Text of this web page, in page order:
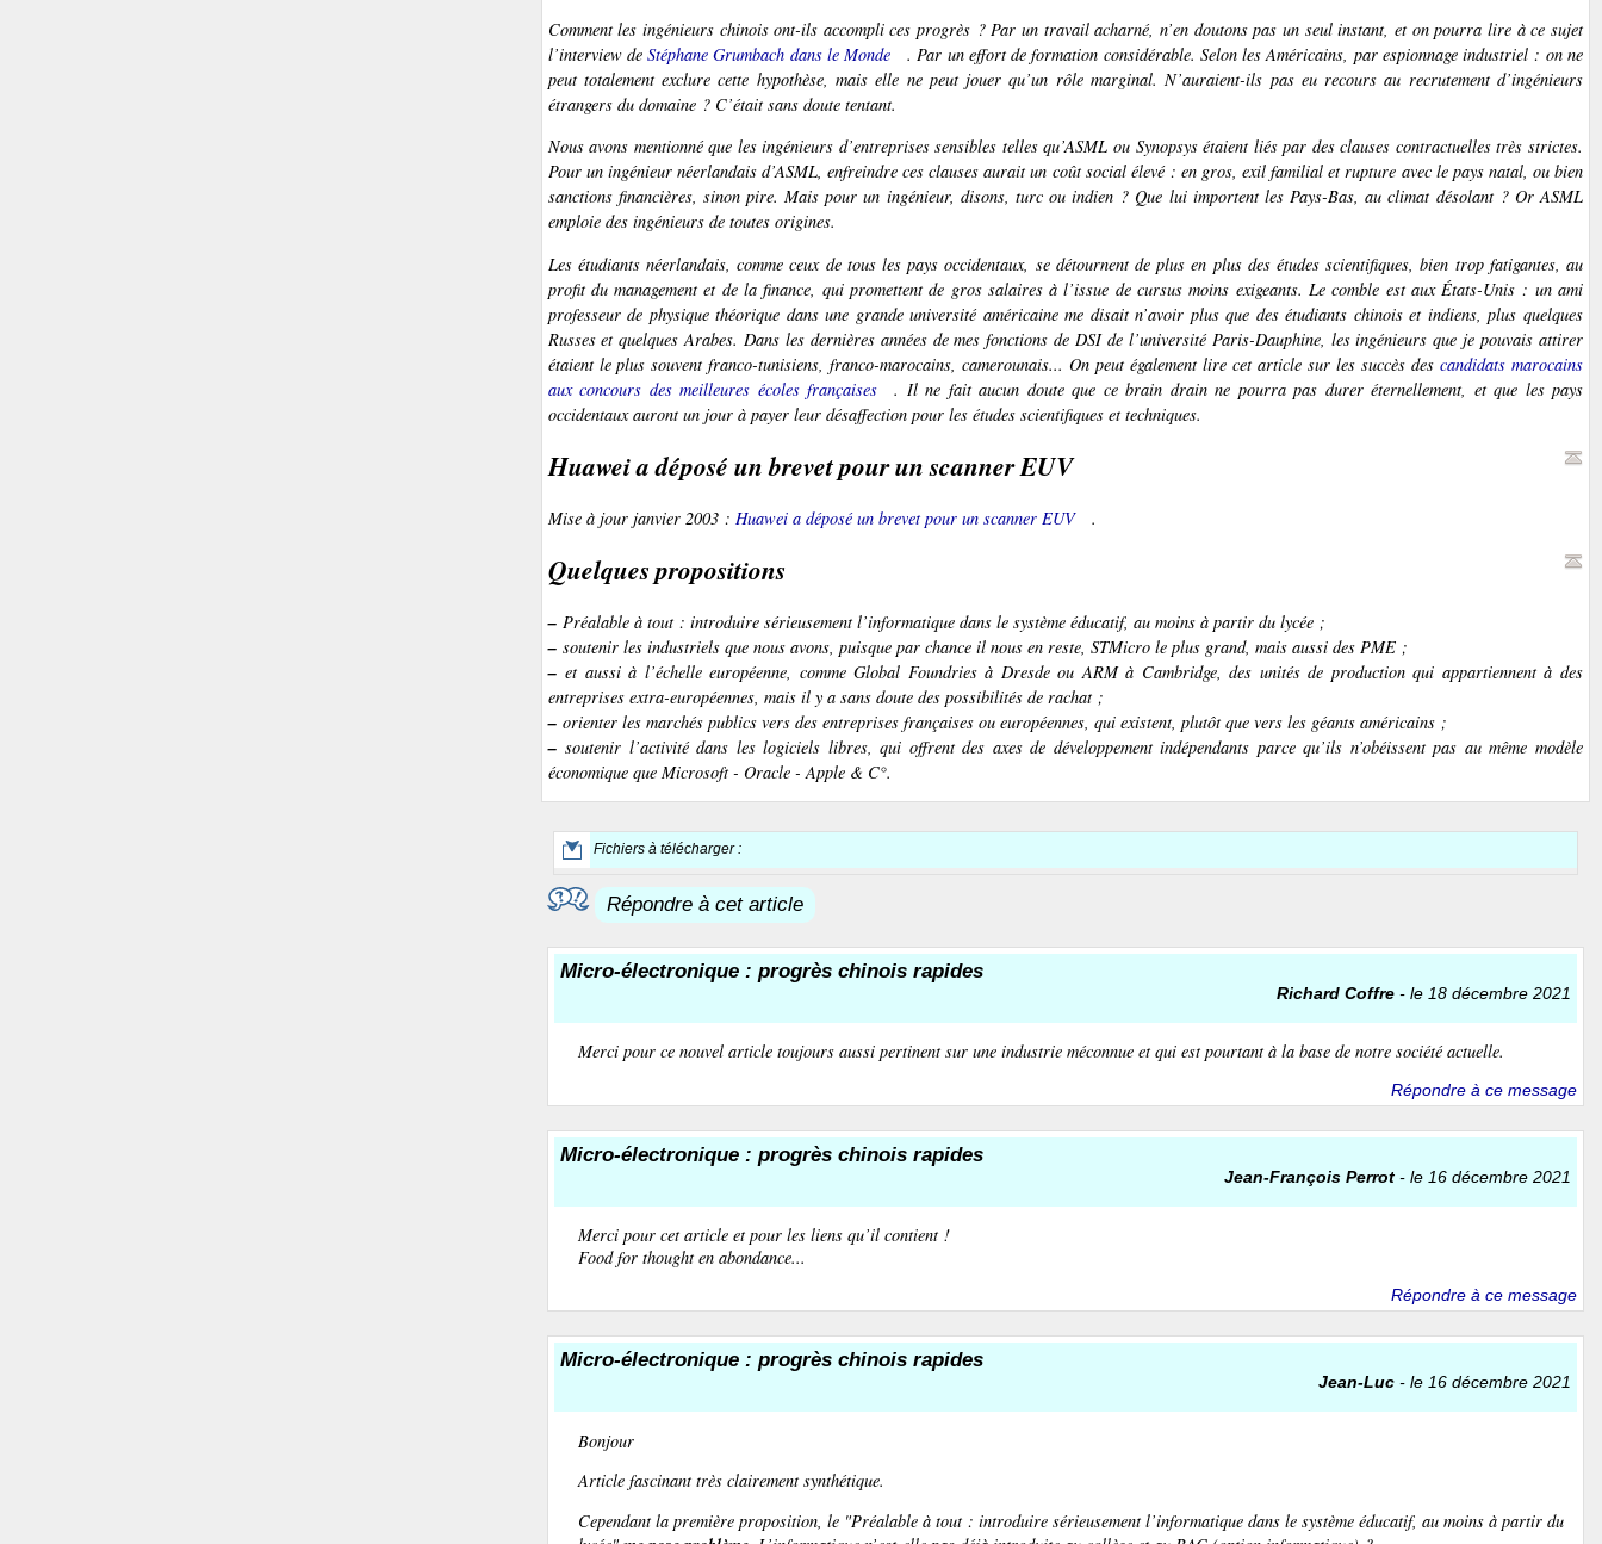
Comment les ingénieurs chinois ont-ils accompli ces progrès ? Par un travail acharné, n’en doutons pas un seul instant, et on pourra lire à ce sujet
l’interview deStéphane Grumbach dans leMonde
. Par un effort de formation considérable. Selon les Américains, par espionnage industriel : on ne
peut totalement exclure cette hypothèse, mais elle ne peut jouer qu’un rôle marginal. N’auraient-ils pas eu recours au recrutement d’ingénieurs
étrangers du domaine ? C’était sans doute tentant.
Nous avons mentionné que les ingénieurs d’entreprises sensibles telles qu’ASML ou Synopsys étaient liés par des clauses contractuelles très strictes.
Pour un ingénieur néerlandais d’ASML, enfreindre ces clauses aurait un coût social élevé : en gros, exil familial et rupture avec le pays natal, ou bien
sanctions financières, sinon pire. Mais pour un ingénieur, disons, turc ou indien ? Que lui importent les Pays-Bas, au climat désolant ? Or ASML
emploie des ingénieurs de toutes origines.
Les étudiants néerlandais, comme ceux de tous les pays occidentaux, se détournent de plus en plus des études scientifiques, bien trop fatigantes, au
profit du management et de la finance, qui promettent de gros salaires à l’issue de cursus moins exigeants. Le comble est aux États-Unis : un ami
professeur de physique théorique dans une grande université américaine me disait n’avoir plus que des étudiants chinois et indiens, plus quelques
Russes et quelques Arabes. Dans les dernières années de mes fonctions de DSI de l’université Paris-Dauphine, les ingénieurs que je pouvais attirer
étaient le plus souvent franco-tunisiens, franco-marocains, camerounais... On peut également lire cet article sur les succès descandidats marocains
aux concours des meilleures écoles françaises
. Il ne fait aucun doute que cebrain drainne pourra pas durer éternellement, et que les pays
occidentaux auront un jour à payer leur désaffection pour les études scientifiques et techniques.
Huawei a déposé un brevet pour un scanner EUV
Mise à jour janvier 2003 : Huawei a déposé un brevet pour un scanner EUV .
Quelques propositions
–Préalable à tout : introduire sérieusement l’informatique dans le système éducatif, au moins à partir du lycée ;
–soutenir les industriels que nous avons, puisque par chance il nous en reste, STMicro le plus grand, mais aussi des PME ;
–et aussi à l’échelle européenne, comme Global Foundries à Dresde ou ARM à Cambridge, des unités de production qui appartiennent à des
entreprises extra-européennes, mais il y a sans doute des possibilités de rachat ;
–orienter les marchés publics vers des entreprises françaises ou européennes, qui existent, plutôt que vers les géants américains ;
–soutenir l’activité dans les logiciels libres, qui offrent des axes de développement indépendants parce qu’ils n’obéissent pas au même modèle
économique que Microsoft - Oracle - Apple & C°.
Fichiers à télécharger :
Répondre à cet article
Micro-électronique : progrès chinois rapides
Richard Coffre - le 18 décembre 2021
Merci pour ce nouvel article toujours aussi pertinent sur une industrie méconnue et qui est pourtant à la base de notre société actuelle.
Répondre à ce message
Micro-électronique : progrès chinois rapides
Jean-François Perrot - le 16 décembre 2021
Merci pour cet article et pour les liens qu’il contient !
Food for thoughten abondance...
Répondre à ce message
Micro-électronique : progrès chinois rapides
Jean-Luc - le 16 décembre 2021
Bonjour
Article fascinant très clairement synthétique.
Cependant la première proposition, le "Préalable à tout : introduire sérieusement l’informatique dans le système éducatif, au moins à partir du